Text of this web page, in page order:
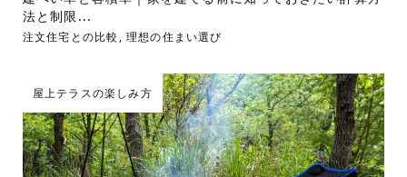
法と制限...
注文住宅との比較 , 理想の住まい選び
屋上テラスの楽しみ方